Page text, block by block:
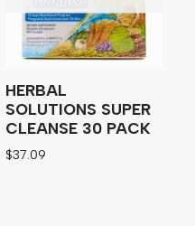
HERBAL
SOLUTIONS SUPER
CLEANSE 30 PACK
$37.09